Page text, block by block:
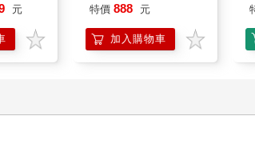
元 特價 888 元
加入購物車